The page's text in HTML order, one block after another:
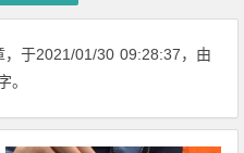
，于2021/01/30 09:28:37，由
。